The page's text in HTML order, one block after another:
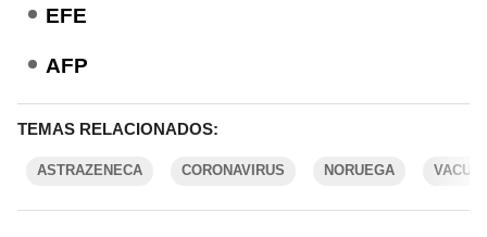
EFE
AFP
TEMAS RELACIONADOS:
ASTRAZENECA CORONAVIRUS NORUEGA